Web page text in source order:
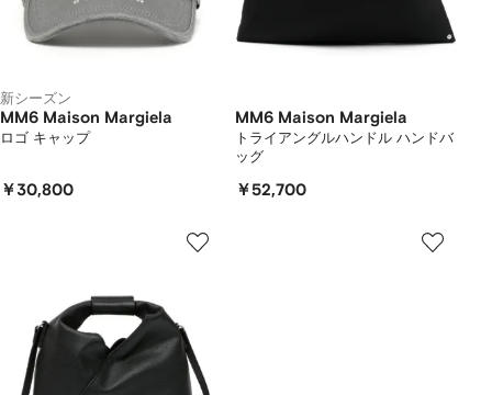
新シーズン
MM6 Maison Margiela
ロゴ キャップ
￥30,800
MM6 Maison Margiela
トライアングルハンドル ハンドバ
ッグ
￥52,700